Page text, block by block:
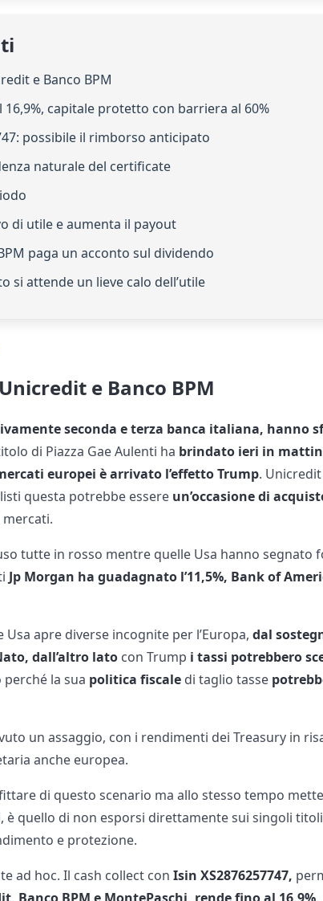
e Banco BPM
capitale protetto con barriera al 60%
possibile il rimborso anticipato
naturale del certificate
di utile e aumenta il payout
paga un acconto sul dividendo
si attende un lieve calo dell’utile
e Banco BPM
seconda e terza banca italiana, hanno
di Piazza Gae Aulenti ha brindato ieri in
europei è arrivato l’effetto Trump.
questa potrebbe essere un’occasione di
mercati.
tutte in rosso mentre quelle Usa hanno segnato
Jp Morgan ha guadagnato l’11,5%, Bank of
apre diverse incognite per l’Europa,dal
dall’altro lato con Trump i tassi potrebbero
la sua politica fiscale di taglio tasse
un assaggio, con i rendimenti dei Treasury in
anche europea.
di questo scenario ma allo stesso tempo
è quello di non esporsi direttamente sui singoli
e protezione.
ad hoc. Il cash collect conIsin XS2876257747,